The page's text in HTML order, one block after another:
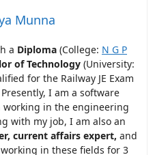
Munna
a Diploma (College: N G P
of Technology(University:
for the Railway JE Exam
I am a software
working in the engineering
with my job, I am also an
current affairs expert, and
in these fields for 3